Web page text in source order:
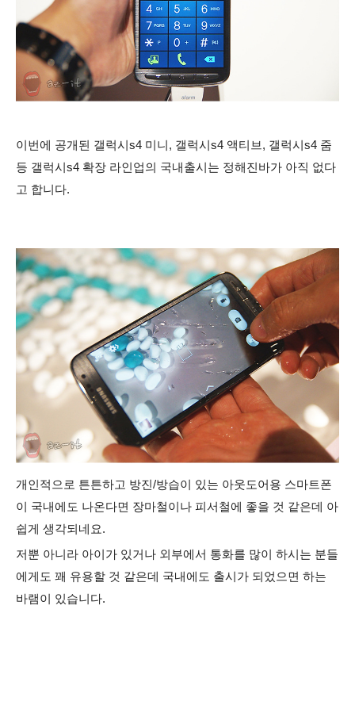
이번에 공개된 갤럭시s4 미니, 갤럭시s4 액티브, 갤럭시s4 줌
등 갤럭시s4 확장 라인업의 국내출시는 정해진바가 아직 없다
고 합니다.
개인적으로 튼튼하고 방진/방습이 있는 아웃도어용 스마트폰
이 국내에도 나온다면 장마철이나 피서철에 좋을 것 같은데 아
쉽게 생각되네요.
저뿐 아니라 아이가 있거나 외부에서 통화를 많이 하시는 분들
에게도 꽤 유용할 것 같은데 국내에도 출시가 되었으면 하는
바램이 있습니다.